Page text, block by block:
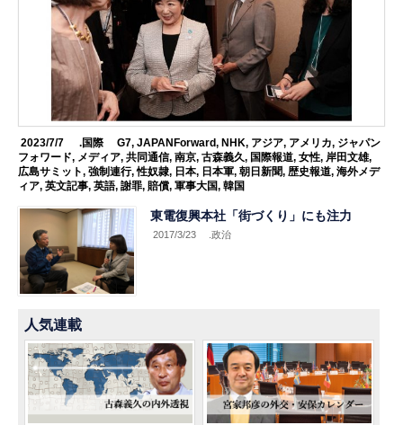
2023/7/7 .国際 G7, JAPANForward, NHK, アジア, アメリカ, ジャパン
フォワード, メディア,共同通信,南京,古森義久, 国際報道,女性, 岸田文雄,
広島サミット,強制連行,性奴隷, 日本, 日本軍,朝日新聞,歴史報道,海外メデ
ィア,英文記事,英語,謝罪,賠償,軍事大国,韓国
東電復興本社「街づくり」にも注力
2017/3/23 .政治
人気連載